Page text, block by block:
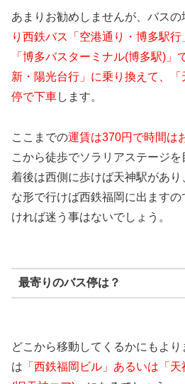
あまりお勧めしませんが、バスの
り西鉄バス「空港通り・博多駅行
「博多バスターミナル(博多駅)」
新・陽光台行」に乗り換えて、
停で下車します。
ここまでの運賃は370円で時間は
こから徒歩でソラリアステージ
着後は西側に歩けば天神駅があり
な形で行けば西鉄福岡に出ます
ければ迷う事はないでしょう。
最寄りのバス停は？
どこから移動してくるかにもよ
は 「西鉄福岡ビル」あるいは「